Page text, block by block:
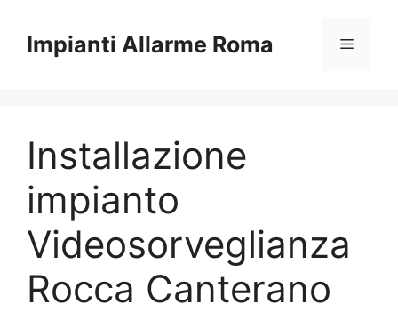
contenuto
Impianti Allarme Roma Menu
Installazione
impianto
Videosorveglianza
Rocca Canterano